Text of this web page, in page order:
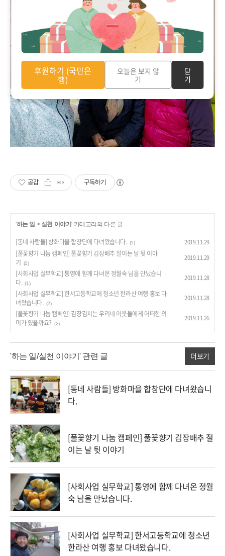
공감 구독하기
'하는 일 > 실천 이야기' 카테고리의 다른 글
[동네 사람들] 방화마을 합창단에 다녀왔습니다. (1) 2019.11.29
[풀꽃향기 나눔 캠페인] 풀꽃향기 김장배추 절이는 날 뒷 이야
기 (1)
2019.11.29
[사회사업 실무학교] 통영에 함께 다녀온 정월숙 님을 만났습니
다. (1)
2019.11.28
[사회사업 실무학교] 한서고등학교에 청소년 한라산 여행 홍보 다
녀왔습니다. (2)
2019.11.28
[풀꽃향기 나눔 캠페인] 김장김치는 우리네 이웃들에게 어떠한 의
미가 있을까요? (2)
2019.11.26
'하는 일/실천 이야기' 관련 글 더보기
[동네 사람들] 방화마을 합창단에 다녀왔습니
다.
[풀꽃향기 나눔 캠페인] 풀꽃향기 김장배추 절
이는 날 뒷 이야기
[사회사업 실무학교] 통영에 함께 다녀온 정월
숙 님을 만났습니다.
[사회사업 실무학교] 한서고등학교에 청소년
한라산 여행 홍보 다녀왔습니다.
후원하기 (국민은
행)
오늘은 보지 않
기
닫
기